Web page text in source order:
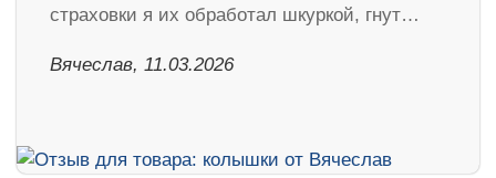
страховки я их обработал шкуркой, гнут…
Вячеслав, 11.03.2026